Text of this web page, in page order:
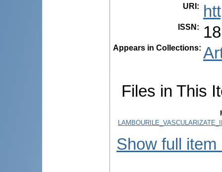
URI :
ISSN :
Appears in Collections:
Files in This
Show full item